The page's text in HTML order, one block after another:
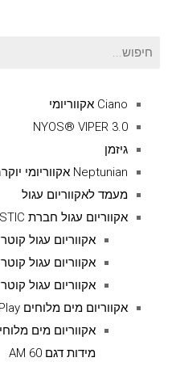
חיפוש
Ciano אקווריומי
NYOS® VIPER 3.0
גיזמן
Neptunian אקווריומי יוקרה נפטוליין
מעמד לאקווריום עגול
אקווריום עגול חברת AQUARISTIC
אקווריום עגול קוטר 60 ס''מ חברת AQUARISTIC
אקווריום עגול קוטר 50 ס''מ חברת AQUARISTIC
אקווריום עגול קוטר 45 ס''מ חברת AQUARISTIC
אקווריום מים מלוחים Plug&Play קומפלט
מידות דגם AM 60